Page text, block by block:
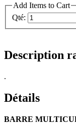
Add Items to Cart
Qté:
Description
.
Détails
BARRE